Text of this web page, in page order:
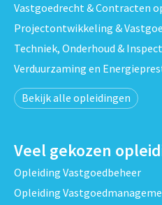
Vastgoedrecht & Contracten
Projectontwikkeling &
Techniek, Onderhoud &
Verduurzaming en
Bekijk alle opleidingen
Veel gekozen
Opleiding Vastgoedbeheer
Opleiding